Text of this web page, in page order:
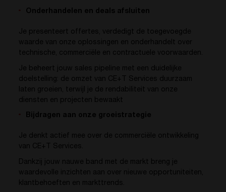
Onderhandelen en deals afsluiten
Je presenteert offertes, verdedigt de toegevoegde
waarde van onze oplossingen en onderhandelt over
technische, commerciële en contractuele voorwaarden.
Je beheert jouw sales pipeline met een duidelijke
doelstelling: de omzet van CE+T Services duurzaam
laten groeien, terwijl je de rendabiliteit van onze
diensten en projecten bewaakt
Bijdragen aan onze groeistrategie
Je denkt actief mee over de commerciële ontwikkeling
van CE+T Services.
Dankzij jouw nauwe band met de markt breng je
waardevolle inzichten aan over nieuwe opportuniteiten,
klantbehoeften en markttrends.